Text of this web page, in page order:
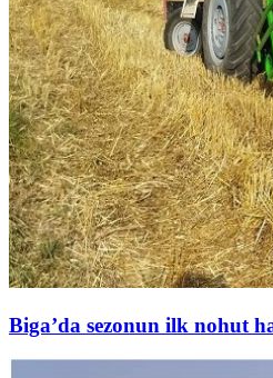
Biga’da sezonun ilk nohut